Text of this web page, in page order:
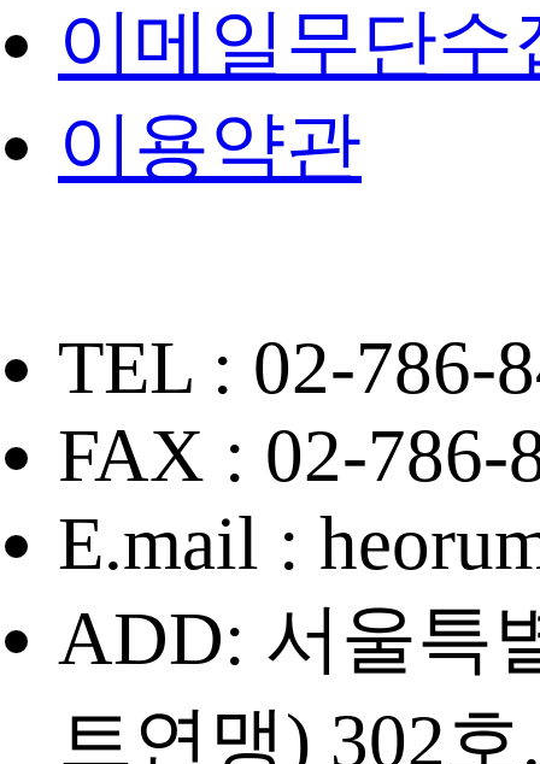
이메일무단수
이용약관
TEL : 02-786-
FAX : 02-786-
E.mail :
ADD: 서울특
트연맹) 302